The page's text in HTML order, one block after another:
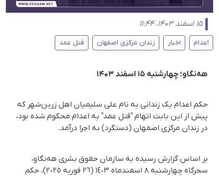
۱۵ اسفند ۱۴۰۳، ۱۱:۴۴
اعدام اخبار زندان مرکزی اصفهان قتل عمد
هه‌نگاو؛ چهارشنبه ۱۵ اسفند ۱۴۰۳
حکم اعدام یک زندانی به‌ نام علی سلیمیان اهل زرین‌شهر که
پیش از این بابت اتهام "قتل عمد" به اعدام محکوم شده بود،
در زندان مرکزی اصفهان (دستگرد) به اجرا درآمد.
بر اساس گزارش رسیده به سازمان حقوق بشری هه‌نگاو،
سحرگاه چهارشنبه ٨ اسفندماه ١٤٠٣ (٢٦ فوریه ٢٠٢٥)، حکم